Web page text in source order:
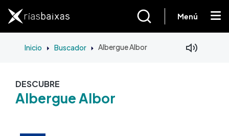
Menú
Inicio Buscador Albergue Albor
DESCUBRE
Albergue Albor